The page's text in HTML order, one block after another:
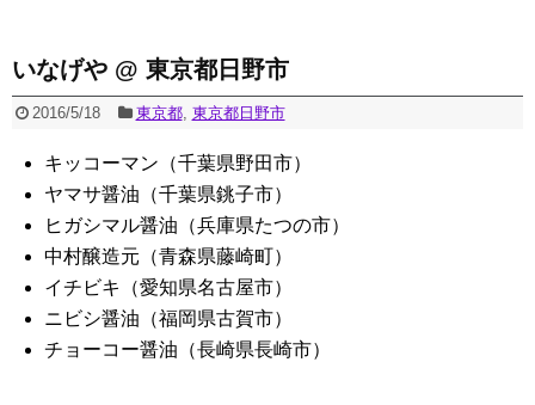
いなげや @ 東京都日野市
2016/5/18 東京都, 東京都日野市
キッコーマン（千葉県野田市）
ヤマサ醤油（千葉県銚子市）
ヒガシマル醤油（兵庫県たつの市）
中村醸造元（青森県藤崎町）
イチビキ（愛知県名古屋市）
ニビシ醤油（福岡県古賀市）
チョーコー醤油（長崎県長崎市）